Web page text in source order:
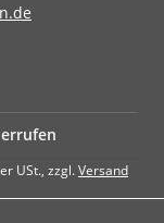
USt., zzgl.Versand